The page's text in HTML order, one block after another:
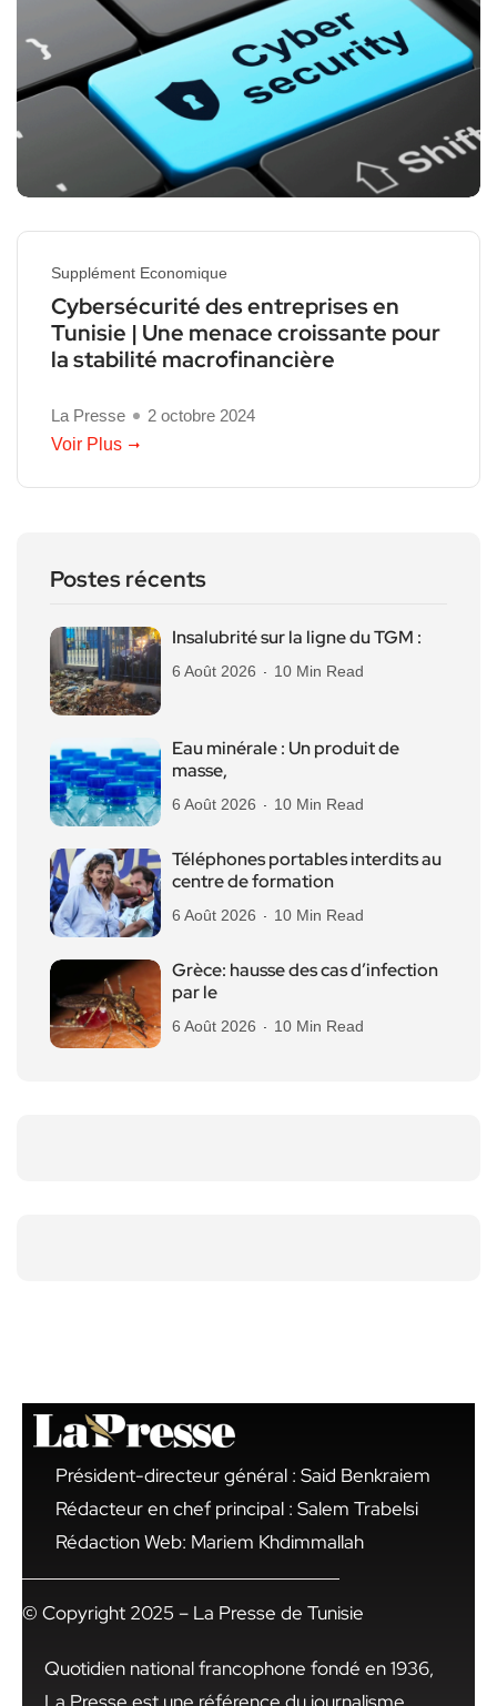
Supplément Economique
Cybersécurité des entreprises en
Tunisie | Une menace croissante pour
la stabilité macrofinancière
La Presse
2 octobre 2024
Voir Plus
Postes récents
Insalubrité sur la ligne du TGM :
6 Août 2026 10 Min Read
Eau minérale : Un produit de
masse,
6 Août 2026 10 Min Read
Téléphones portables interdits au
centre de formation
6 Août 2026 10 Min Read
Grèce: hausse des cas d’infection
par le
6 Août 2026 10 Min Read
Président-directeur général : Said Benkraiem
Rédacteur en chef principal : Salem Trabelsi
Rédaction Web: Mariem Khdimmallah
© Copyright 2025 – La Presse de Tunisie
Quotidien national francophone fondé en 1936,